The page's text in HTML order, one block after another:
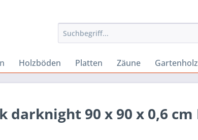
Holzböden Platten Zäune Gartenholz
darknight 90 x 90 x 0,6 cm